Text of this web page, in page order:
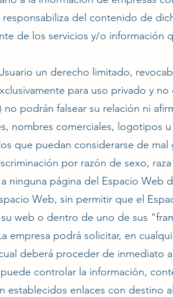
del contenido de
de los servicios y/o información
un derecho limitado,
para uso privado y
no podrán falsear su relación ni
nombres comerciales, logotipos
que puedan considerarse de
por razón de sexo,
ninguna página del Espacio Web
Web, sin permitir que el
web o dentro de uno de sus
empresa podrá solicitar, en
deberá proceder de inmediato
controlar la información,
establecidos enlaces con destino